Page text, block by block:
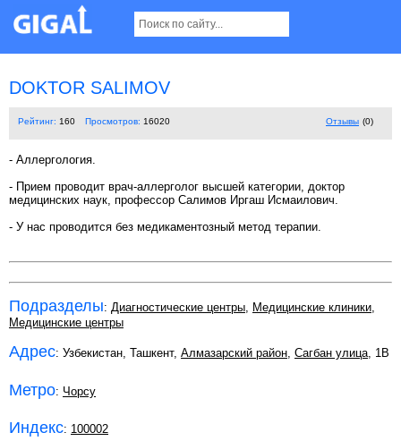
DOKTOR SALIMOV
Рейтинг: 160 Просмотров: 16020 Отзывы (0)
- Аллергология.
- Прием проводит врач-аллерголог высшей категории, доктор
медицинских наук, профессор Салимов Иргаш Исмаилович.
- У нас проводится без медикаментозный метод терапии.
Подразделы: Диагностические центры, Медицинские клиники,
Медицинские центры
Адрес: Узбекистан, Ташкент, Алмазарский район, Сагбан улица, 1B
Метро: Чорсу
Индекс: 100002